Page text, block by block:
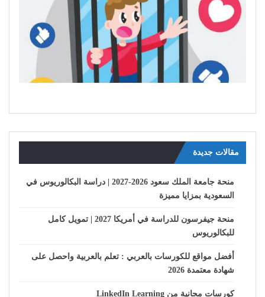
مقالات جديدة
منحة جامعة الملك سعود 2026-2027 | دراسة البكالوريوس في
السعودية بمزايا مميزة
منحة جيفرسون للدراسة في أمريكا 2027 | تمويل كامل
للبكالوريوس
أفضل مواقع للكورسات بالعربي : تعلم بالعربية واحصل على
شهادة معتمدة 2026
كورسات مجانية من LinkedIn Learning